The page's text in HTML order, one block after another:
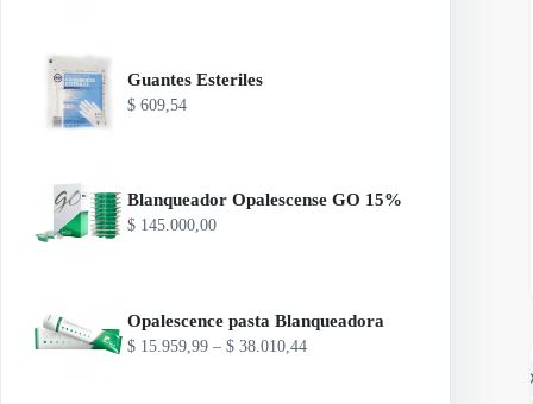
Guantes Esteriles
$ 609,54
Blanqueador Opalescense GO 15%
$ 145.000,00
Opalescence pasta Blanqueadora
$ 15.959,99 – $ 38.010,44R